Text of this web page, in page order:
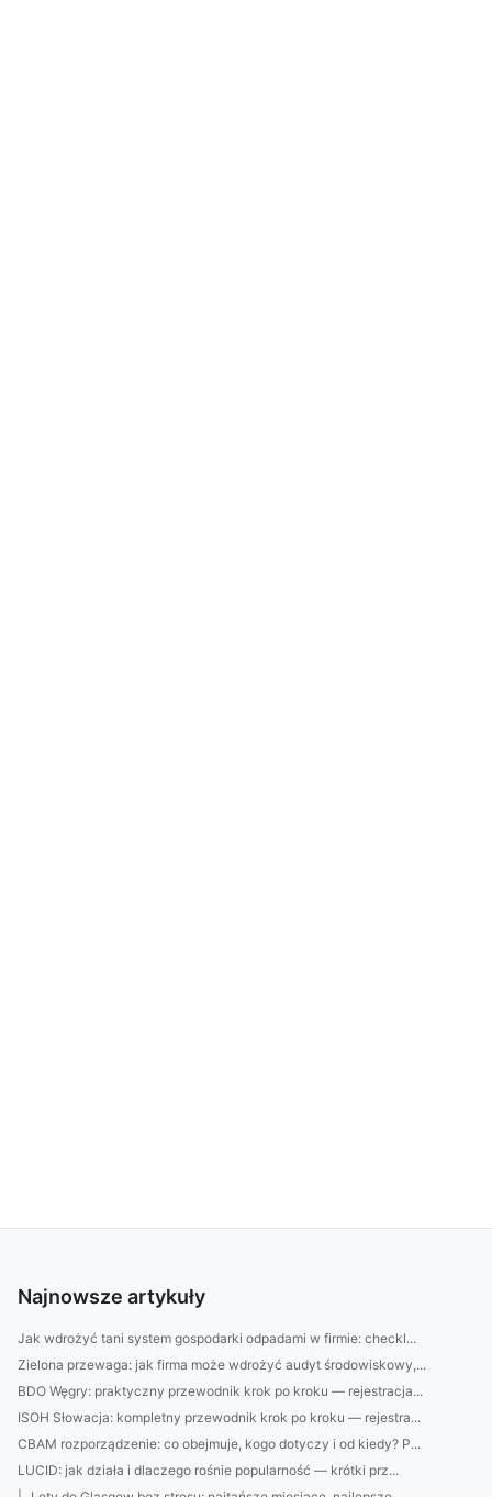
Najnowsze artykuły
Jak wdrożyć tani system gospodarki odpadami w firmie: checkl...
Zielona przewaga: jak firma może wdrożyć audyt środowiskowy,...
BDO Węgry: praktyczny przewodnik krok po kroku — rejestracja...
ISOH Słowacja: kompletny przewodnik krok po kroku — rejestra...
CBAM rozporządzenie: co obejmuje, kogo dotyczy i od kiedy? P...
LUCID: jak działa i dlaczego rośnie popularność — krótki prz...